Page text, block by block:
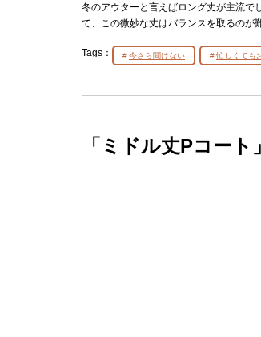
冬のアウターと言えばロング丈が主流で
て、この微妙な丈はバランスを取るのが
Tags： 今さら聞けない 忙しくても
「ミドル丈Pコー